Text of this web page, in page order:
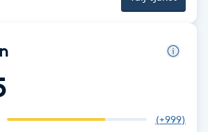
(+999)